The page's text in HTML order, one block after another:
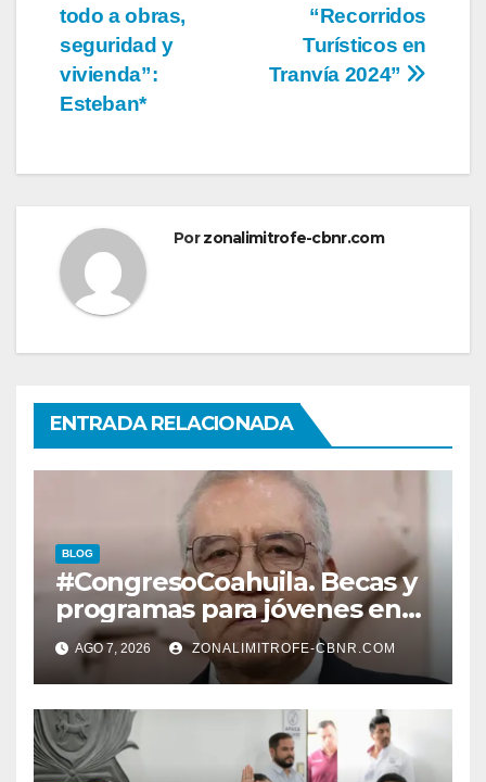
“Recorridos
Turísticos en
Tranvía 2024”
todo a obras,
seguridad y
vivienda”:
Esteban*
Porzonalimitrofe-cbnr.com
ENTRADA RELACIONADA
BLOG
#CongresoCoahuila. Becas y
programas para jóvenes en
áreas agropecuarias, plantea
Raúl Onofre
AGO 7, 2026 ZONALIMITROFE-CBNR.COM